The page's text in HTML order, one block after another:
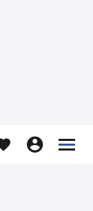
 

